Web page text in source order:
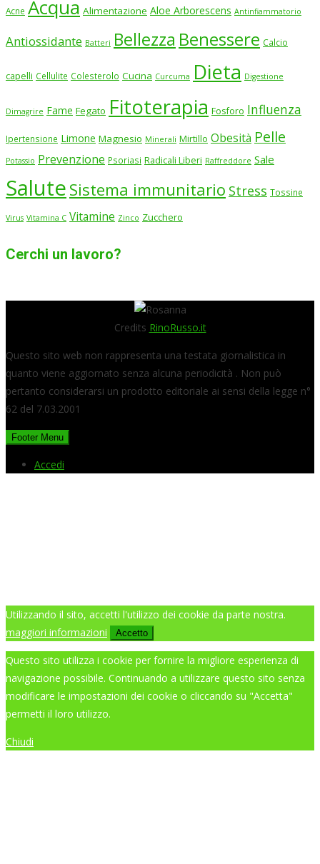
Acne Acqua Alimentazione Aloe Arborescens Antinfiammatorio
Antiossidante Batteri Bellezza Benessere Calcio
capelli Cellulite Colesterolo Cucina Curcuma Dieta Digestione
Dimagrire Fame Fegato Fitoterapia Fosforo Influenza
Ipertensione Limone Magnesio Minerali Mirtillo Obesità Pelle
Potassio Prevenzione Psoriasi Radicali Liberi Raffreddore Sale
Salute Sistema immunitario Stress Tossine
Virus Vitamina C Vitamine Zinco Zucchero
Cerchi un lavoro?
Credits RinoRusso.it
Questo sito web non rappresenta una testata giornalistica in
quanto viene aggiornato senza alcuna periodicità . Non può
pertanto considerarsi un prodotto editoriale ai sensi della legge n°
62 del 7.03.2001
Footer Menu
Accedi
Utilizzando il sito, accetti l'utilizzo dei cookie da parte nostra.
maggiori informazioni
Accetto
Questo sito utilizza i cookie per fornire la migliore esperienza di
navigazione possibile. Continuando a utilizzare questo sito senza
modificare le impostazioni dei cookie o cliccando su "Accetta"
permetti il loro utilizzo.
Chiudi